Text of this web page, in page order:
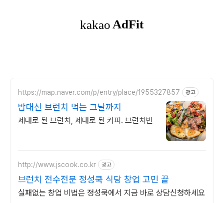
https://map.naver.com/p/entry/place/1955327857 광고
밥대신 브런치 먹는 그날까지
제대로 된 브런치, 제대로 된 커피. 브런치빈
http://www.jscook.co.kr 광고
브런치 전수전문 정성쿡 식당 창업 고민 끝
실패없는 창업 비법은 정성쿡에서 지금 바로 상담신청하세요